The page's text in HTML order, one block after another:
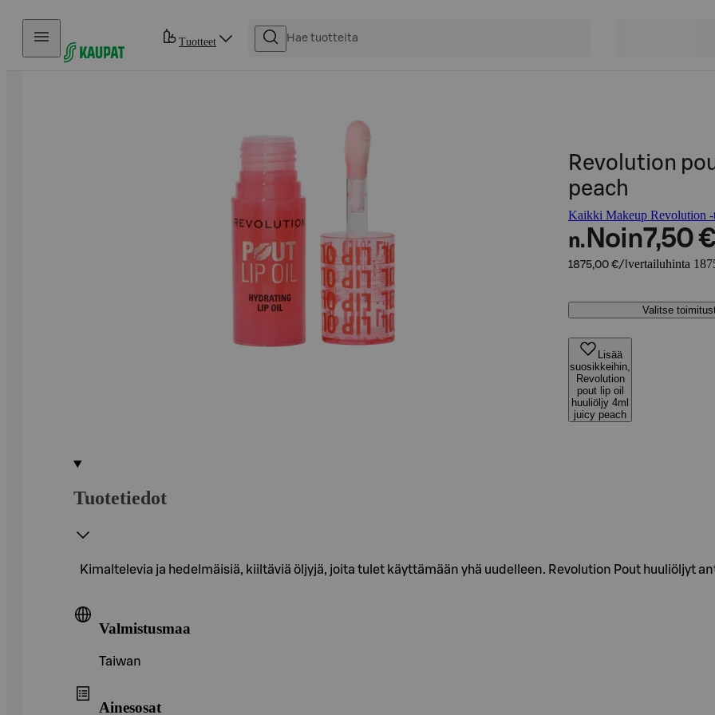
Hyppää sisältöön
Tuotteet
Revolution
peach
Kaikki Makeup Revolution -
n. Noin7,50 €
1875,00 €/l vertailuhinta
Valitse
Lisää
suosikkeihin,
Revolution
pout lip oil
huuliöljy 4ml
juicy peach
Tuotetiedot
Kimaltelevia ja hedelmäisiä, kiiltäviä öljyjä, joita tulet käyttämään yhä uudelleen. Revolution Pout huuliöljyt
Valmistusmaa
Taiwan
Ainesosat